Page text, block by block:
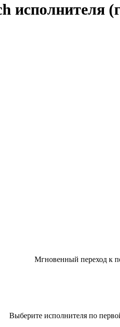
исполнителя
Мгновенный переход к
Выберите исполнителя по